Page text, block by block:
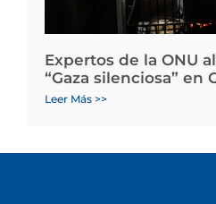
Expertos de la ONU
“Gaza silenciosa” en
Leer Más >>